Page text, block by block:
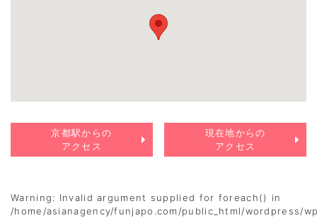
京都駅からの
アクセス
現在地からの
アクセス
Warning: Invalid argument supplied for foreach() in
/home/asianagency/funjapo.com/public_html/wordpress/